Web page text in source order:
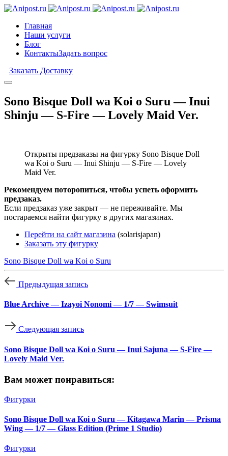
Главная
Наши услуги
Блог
КонтактыЗадать вопрос
Заказать Доставку
Sono Bisque Doll wa Koi o Suru — Inui
Shinju — S-Fire — Lovely Maid Ver.
Открыты предзаказы на фигурку Sono Bisque Doll
wa Koi o Suru — Inui Shinju — S-Fire — Lovely
Maid Ver.
Рекомендуем поторопиться, чтобы успеть оформить
предзаказ.
Если предзаказ уже закрыт — не переживайте. Мы
постараемся найти фигурку в других магазинах.
Перейти на сайт магазина (solarisjapan)
Заказать эту фигурку
Sono Bisque Doll wa Koi o Suru
Предыдущая запись
Blue Archive — Izayoi Nonomi — 1/7 — Swimsuit
Следующая запись
Sono Bisque Doll wa Koi o Suru — Inui Sajuna — S-Fire —
Lovely Maid Ver.
Вам может понравиться:
Фигурки
Sono Bisque Doll wa Koi o Suru — Kitagawa Marin — Prisma
Wing — 1/7 — Glass Edition (Prime 1 Studio)
Фигурки